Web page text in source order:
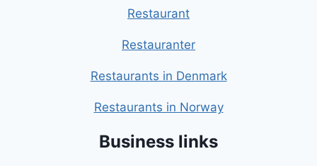
Restaurant
Restauranter
Restaurants in Denmark
Restaurants in Norway
Business links